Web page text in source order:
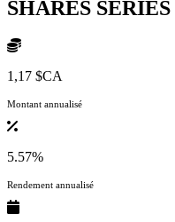
SHARES SERIES
1,17 $CA
Montant annualisé
5.57%
Rendement annualisé